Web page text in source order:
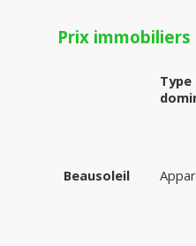
Prix
Type
Beausoleil